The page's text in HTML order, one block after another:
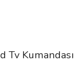
Kumandası